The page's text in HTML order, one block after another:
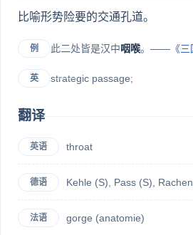
比喻形势险要的交通孔道。
例 此二处皆是汉中咽喉。—— 《
英 strategic passage;
翻译
英语 throat
德语 Kehle (S)​, Pass (S)​,
法语 gorge (anatomie)​